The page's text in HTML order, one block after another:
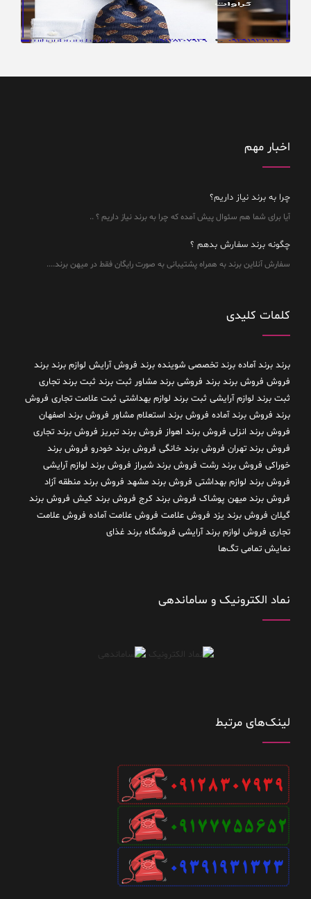
اخبار مهم
چرا به برند نیاز داریم؟
آیا برای شما هم سئوال پیش آمده که چرا به برند نیاز داریم ؟ ..
چگونه برند سفارش بدهم ؟
سفارش آنلاین برند به همراه پشتیبانی به صورت رایگان فقط در میهن برند....
کلمات کلیدی
برند برند آماده برند تخصصی شوینده برند فروش آرایش لوازم برند برند
فروش فروش برند برند فروشی برند مشاور ثبت برند ثبت برند تجاری
ثبت برند لوازم آرایشی ثبت برند لوازم بهداشتی ثبت علامت تجاری فروش
برند فروش برند آماده فروش برند استعلام مشاور فروش برند اصفهان
فروش برند انزلی فروش برند اهواز فروش برند تبریز فروش برند تجاری
فروش برند تهران فروش برند خانگی فروش برند خودرو فروش برند
خوراکی فروش برند رشت فروش برند شیراز فروش برند لوازم آرایشی
فروش برند لوازم بهداشتی فروش برند مشهد فروش برند منطقه آزاد
فروش برند میهن پوشاک فروش برند کرج فروش برند کیش فروش برند
گیلان فروش برند یزد فروش علامت فروش علامت آماده فروش علامت
تجاری فروش لوازم برند آرایشی فروشگاه برند غذای
نمایش تمامی تگ‌ها
نماد الکترونیک و ساماندهی
لینک‌های مرتبط